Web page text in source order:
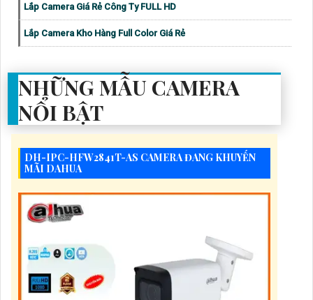
Lắp Camera Giá Rẻ Công Ty FULL HD
Lắp Camera Kho Hàng Full Color Giá Rẻ
NHỮNG MẪU CAMERA
NỔI BẬT
DH-IPC-HFW2841T-AS CAMERA ĐANG KHUYẾN
MÃI DAHUA